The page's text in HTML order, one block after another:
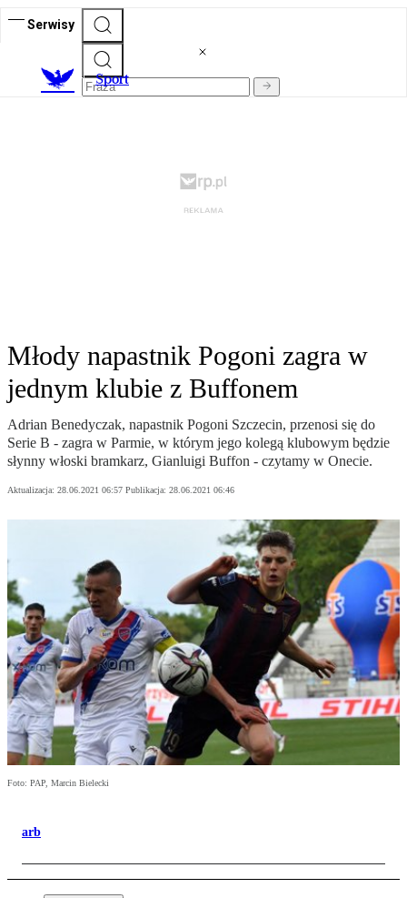
Serwisy
Sport
Młody napastnik Pogoni zagra w
jednym klubie z Buffonem
Adrian Benedyczak, napastnik Pogoni Szczecin, przenosi się do
Serie B - zagra w Parmie, w którym jego kolegą klubowym będzie
słynny włoski bramkarz, Gianluigi Buffon - czytamy w Onecie.
Aktualizacja: 28.06.2021 06:57 Publikacja: 28.06.2021 06:46
Foto: PAP, Marcin Bielecki
arb